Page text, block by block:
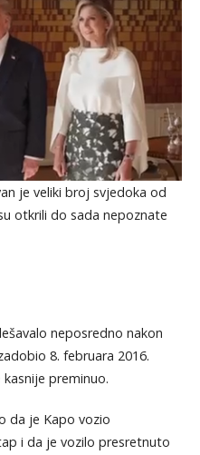
je veliki broj svjedoka od
otkrili do sada nepoznate
neposredno nakon
8. februara 2016.
preminuo.
da je Kapo vozio
i da je vozilo presretnuto